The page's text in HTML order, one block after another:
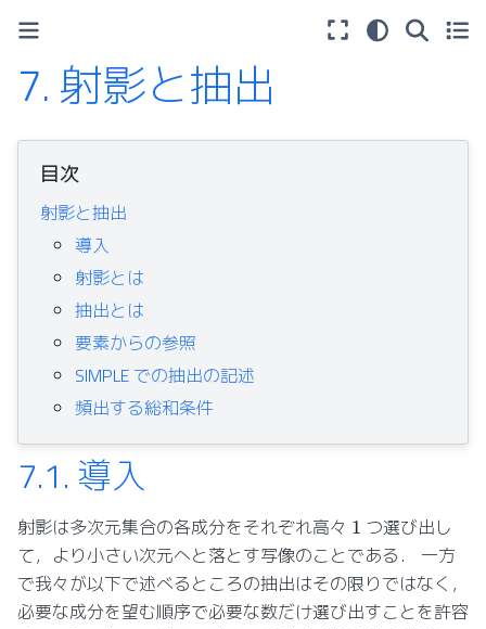
7.射影と抽出
目次
射影と抽出
導入
射影とは
抽出とは
要素からの参照
SIMPLE での抽出の記述
頻出する総和条件
7.1. 導入
射影は多次元集合の各成分をそれぞれ高々 1 つ選び出し
て，より小さい次元へと落とす写像のことである． 一方
で我々が以下で述べるところの抽出はその限りではなく，
必要な成分を望む順序で必要な数だけ選び出すことを許容